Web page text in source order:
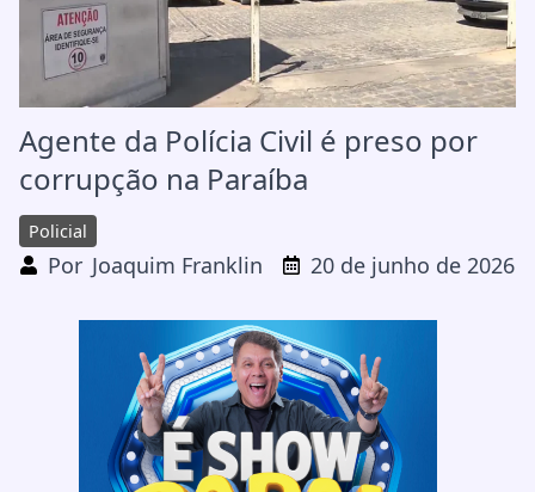
Agente da Polícia Civil é preso por
corrupção na Paraíba
Policial
Por Joaquim Franklin 20 de junho de 2026